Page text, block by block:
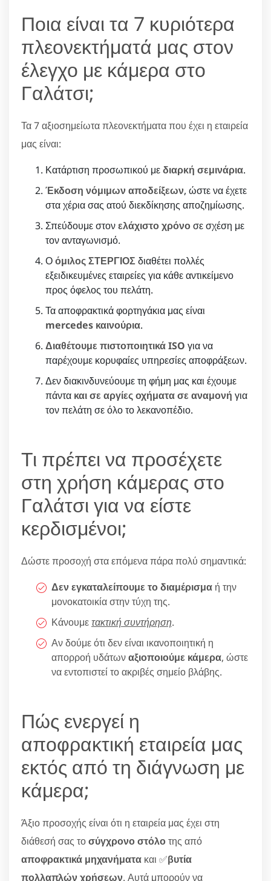
Ποια είναι τα 7 κυριότερα
πλεονεκτήματά μας στον
έλεγχο με κάμερα στο
Γαλάτσι;
Τα 7 αξιοσημείωτα πλεονεκτήματα που έχει η εταιρεία
μας είναι:
Κατάρτιση προσωπικού μεδιαρκή σεμινάρια.
Έκδοση νόμιμων αποδείξεων, ώστε να έχετε
στα χέρια σας ατού διεκδίκησης αποζημίωσης.
Σπεύδουμε στονελάχιστο χρόνοσε σχέση με
τον ανταγωνισμό.
Οόμιλος ΣΤΕΡΓΙΟΣ διαθέτει πολλές
εξειδικευμένες εταιρείες για κάθε αντικείμενο
προς όφελος του πελάτη.
Τα αποφρακτικά φορτηγάκια μας είναι
mercedes καινούρια.
Διαθέτουμε πιστοποιητικά ISO για να
παρέχουμε κορυφαίες υπηρεσίες αποφράξεων.
Δεν διακινδυνεύουμε τη φήμη μας και έχουμε
πάντα και σε αργίες οχήματα σε αναμονή για
τον πελάτη σε όλο το λεκανοπέδιο.
Τι πρέπει να προσέχετε
στη χρήση κάμερας στο
Γαλάτσι για να είστε
κερδισμένοι;
Δώστε προσοχή στα επόμενα πάρα πολύ σημαντικά:
Δεν εγκαταλείπουμε το διαμέρισμα ή την
μονοκατοικία στην τύχη της.
Κάνουμετακτική συντήρηση.
Αν δούμε ότι δεν είναι ικανοποιητική η
απορροή υδάτωναξιοποιούμε κάμερα, ώστε
να εντοπιστεί το ακριβές σημείο βλάβης.
Πώς ενεργεί η
αποφρακτική εταιρεία μας
εκτός από τη διάγνωση με
κάμερα;
Άξιο προσοχής είναι ότι η εταιρεία μας έχει στη
διάθεσή σας τοσύγχρονο στόλοτης από
αποφρακτικά μηχανήματα και ✅βυτία
πολλαπλών χρήσεων. Αυτά μπορούν να